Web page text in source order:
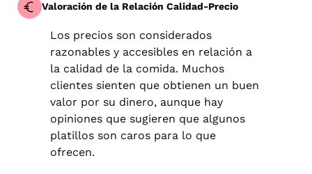
Valoración de la Relación Calidad-Precio
Los precios son considerados
razonables y accesibles en relación a
la calidad de la comida. Muchos
clientes sienten que obtienen un buen
valor por su dinero, aunque hay
opiniones que sugieren que algunos
platillos son caros para lo que
ofrecen.